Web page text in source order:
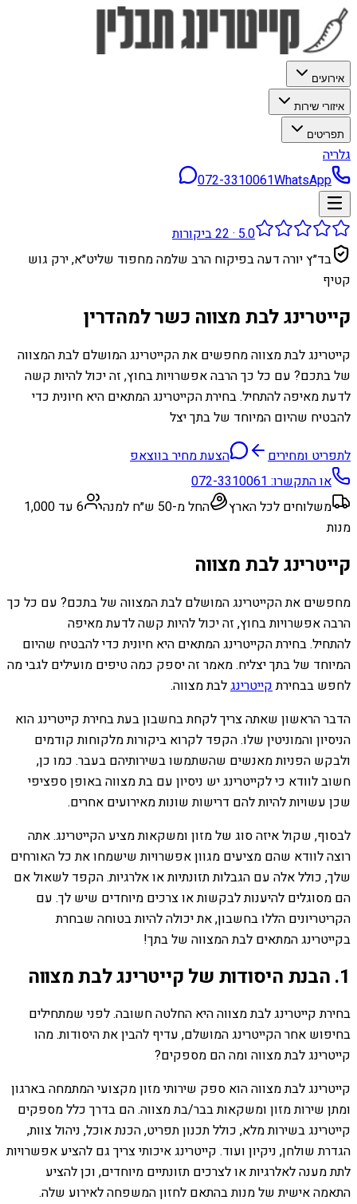
אירועים
איזורי שירות
תפריטים
גלריה
072-3310061WhatsApp
5.0
·
22ביקורות
בד״ץ יורה דעה בפיקוח הרב שלמה מחפוד שליט״א, ירק גוש
קטיף
קייטרינג לבת מצווה כשר למהדרין
קייטרינג לבת מצווה מחפשים את הקייטרינג המושלם לבת המצווה
של בתכם? עם כל כך הרבה אפשרויות בחוץ, זה יכול להיות קשה
לדעת מאיפה להתחיל. בחירת הקייטרינג המתאים היא חיונית כדי
להבטיח שהיום המיוחד של בתך יצל
לתפריט ומחירים
הצעת מחיר בווצאפ
או התקשרו:072-3310061
משלוחים לכל הארץ
החל מ-50 ש״ח למנה
6 עד 1,000
מנות
קייטרינג לבת מצווה
מחפשים את הקייטרינג המושלם לבת המצווה של בתכם? עם כל כך
הרבה אפשרויות בחוץ, זה יכול להיות קשה לדעת מאיפה
להתחיל. בחירת הקייטרינג המתאים היא חיונית כדי להבטיח שהיום
המיוחד של בתך יצליח. מאמר זה יספק כמה טיפים מועילים לגבי מה
לחפש בבחירתקייטרינגלבת מצווה.
הדבר הראשון שאתה צריך לקחת בחשבון בעת ​​בחירת קייטרינג הוא
הניסיון והמוניטין שלו. הקפד לקרוא ביקורות מלקוחות קודמים
ולבקש הפניות מאנשים שהשתמשו בשירותיהם בעבר. כמו כן,
חשוב לוודא כי לקייטרינג יש ניסיון עם בת מצווה באופן ספציפי
שכן עשויות להיות להם דרישות שונות מאירועים אחרים.
לבסוף, שקול איזה סוג של מזון ומשקאות מציע הקייטרינג. אתה
רוצה לוודא שהם מציעים מגוון אפשרויות שישמחו את כל האורחים
שלך, כולל אלה עם הגבלות תזונתיות או אלרגיות. הקפד לשאול אם
הם מסוגלים להיענות לבקשות או צרכים מיוחדים שיש לך. עם
הקריטריונים הללו בחשבון, את יכולה להיות בטוחה שבחרת
בקייטרינג המתאים לבת המצווה של בתך!
1. הבנת היסודות של קייטרינג לבת מצווה
בחירת קייטרינג לבת מצווה היא החלטה חשובה. לפני שמתחילים
בחיפוש אחר הקייטרינג המושלם, עדיף להבין את היסודות. מהו
קייטרינג לבת מצווה ומה הם מספקים?
קייטרינג לבת מצווה הוא ספק שירותי מזון מקצועי המתמחה בארגון
ומתן שירות מזון ומשקאות בבר/בת מצווה. הם בדרך כלל מספקים
קייטרינג בשירות מלא, כולל תכנון תפריט, הכנת אוכל, ניהול צוות,
הגדרת שולחן, ניקיון ועוד. קייטרינג איכותי צריך גם להציע אפשרויות
לתת מענה לאלרגיות או לצרכים תזונתיים מיוחדים, וכן להציע
התאמה אישית של מנות בהתאם לחזון המשפחה לאירוע שלה.